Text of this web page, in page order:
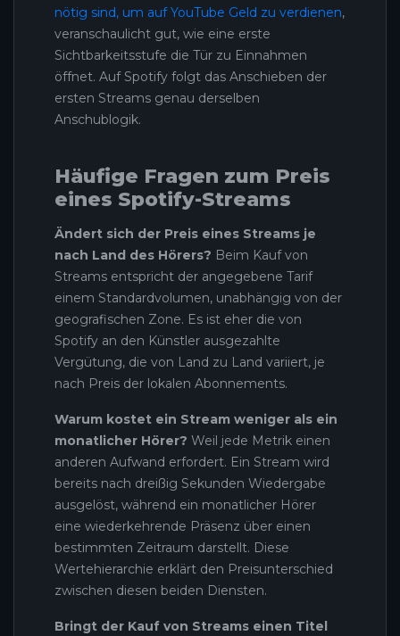
nötig sind, um auf YouTube Geld zu verdienen,
veranschaulicht gut, wie eine erste
Sichtbarkeitsstufe die Tür zu Einnahmen
öffnet. Auf Spotify folgt das Anschieben der
ersten Streams genau derselben
Anschublogik.
Häufige Fragen zum Preis
eines Spotify-Streams
Ändert sich der Preis eines Streams je
nach Land des Hörers? Beim Kauf von
Streams entspricht der angegebene Tarif
einem Standardvolumen, unabhängig von der
geografischen Zone. Es ist eher die von
Spotify an den Künstler ausgezahlte
Vergütung, die von Land zu Land variiert, je
nach Preis der lokalen Abonnements.
Warum kostet ein Stream weniger als ein
monatlicher Hörer? Weil jede Metrik einen
anderen Aufwand erfordert. Ein Stream wird
bereits nach dreißig Sekunden Wiedergabe
ausgelöst, während ein monatlicher Hörer
eine wiederkehrende Präsenz über einen
bestimmten Zeitraum darstellt. Diese
Wertehierarchie erklärt den Preisunterschied
zwischen diesen beiden Diensten.
Bringt der Kauf von Streams einen Titel